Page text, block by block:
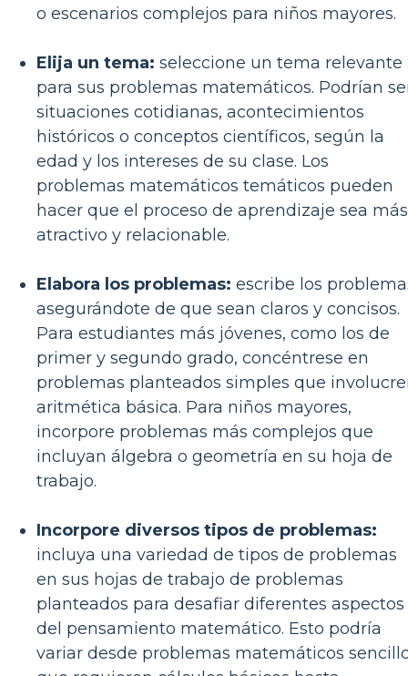
o escenarios complejos para niños mayores.
Elija un tema: seleccione un tema relevante
para sus problemas matemáticos. Podrían
situaciones cotidianas, acontecimientos
históricos o conceptos científicos, según la
edad y los intereses de su clase. Los
problemas matemáticos temáticos pueden
hacer que el proceso de aprendizaje sea más
atractivo y relacionable.
Elabora los problemas: escribe los
asegurándote de que sean claros y concisos.
Para estudiantes más jóvenes, como los de
primer y segundo grado, concéntrese en
problemas planteados simples que
aritmética básica. Para niños mayores,
incorpore problemas más complejos que
incluyan álgebra o geometría en su hoja de
trabajo.
Incorpore diversos tipos de problemas:
incluya una variedad de tipos de problemas
en sus hojas de trabajo de problemas
planteados para desafiar diferentes aspectos
del pensamiento matemático. Esto podría
variar desde problemas matemáticos